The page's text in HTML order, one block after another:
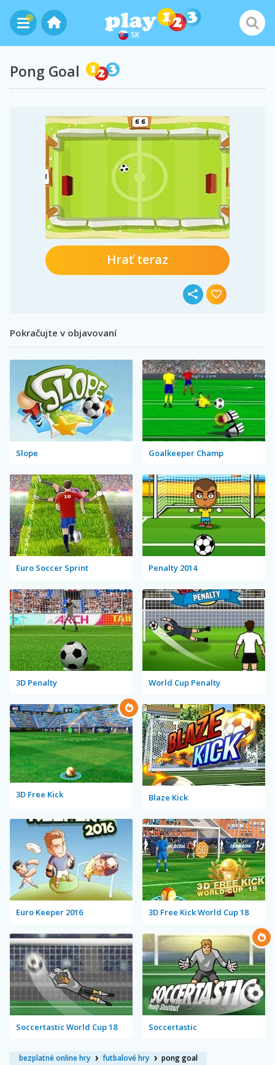
SK
Pong Goal
Hrať teraz
Pokračujte v objavovaní
Slope Goalkeeper Champ
Euro Soccer Sprint Penalty 2014
3D Penalty World Cup Penalty
3D Free Kick Blaze Kick
Euro Keeper 2016 3D Free Kick World Cup 18
Soccertastic World Cup 18 Soccertastic
bezplatné online hry futbalové hry pong goal